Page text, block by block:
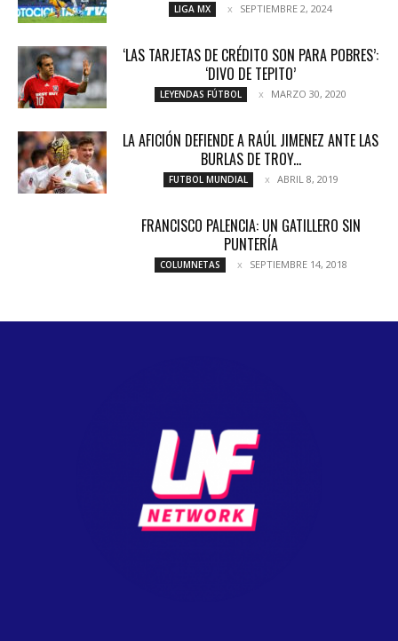
LIGA MX SEPTIEMBRE 2, 2024
‘LAS TARJETAS DE CRÉDITO SON PARA POBRES’:
‘DIVO DE TEPITO’
LEYENDAS FÚTBOL MARZO 30, 2020
LA AFICIÓN DEFIENDE A RAÚL JIMENEZ ANTE LAS
BURLAS DE TROY...
FUTBOL MUNDIAL ABRIL 8, 2019
FRANCISCO PALENCIA: UN GATILLERO SIN
PUNTERÍA
COLUMNETAS SEPTIEMBRE 14, 2018